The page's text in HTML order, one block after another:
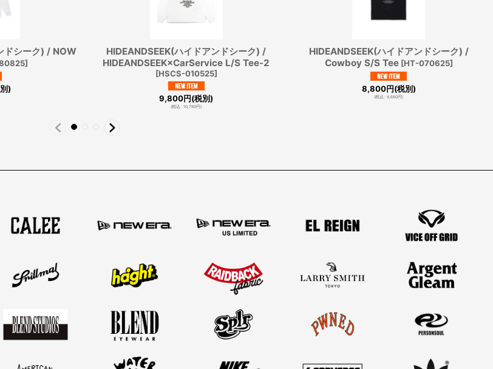
ドシーク) / NOW
]
)
HIDEANDSEEK(ハイドアンドシーク) /
HIDEANDSEEK×CarService L/S Tee-2
[HSCS-010525]
9,800円(税別)
(税込: 10,780円)
HIDEANDSEEK(ハイドアンドシーク) /
Cowboy S/S Tee [HT-070625]
8,800円(税別)
(税込: 9,680円)